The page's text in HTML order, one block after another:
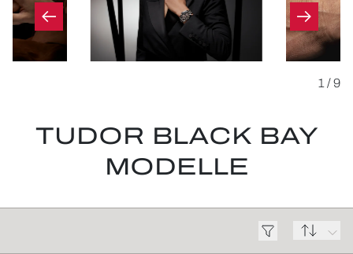
1/9
TUDOR BLACK BAY
MODELLE